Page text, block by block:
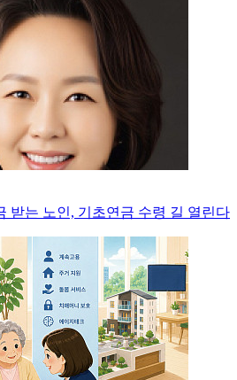
받는 노인, 기초연금 수령 길 열린다